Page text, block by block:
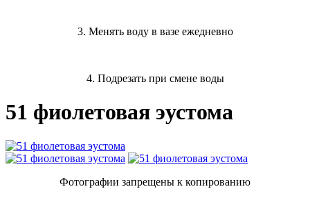
3. Менять воду в вазе ежедневно
4. Подрезать при смене воды
51 фиолетовая эустома
Фотографии запрещены к копированию